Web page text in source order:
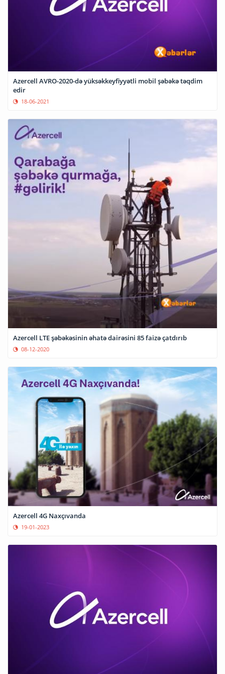
Azercell AVRO-2020-də yüksəkkeyfiyyətli mobil şəbəkə təqdim
edir
18-06-2021
Azercell LTE şəbəkəsinin əhatə dairəsini 85 faizə çatdırıb
08-12-2020
Azercell 4G Naxçıvanda
19-01-2023